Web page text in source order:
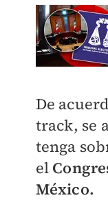
De
track, se
tenga
el
México.